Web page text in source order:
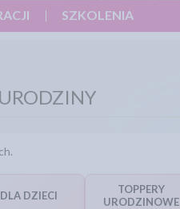
SZKOLENIA
DLA DZIECI
TOPPERY
URODZINOWE